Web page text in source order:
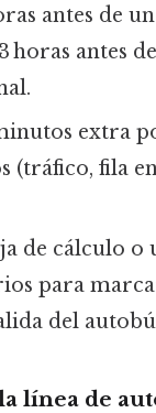
antes de
horas antes
extra
(tráfico, fila
de cálculo o
para
del
línea de